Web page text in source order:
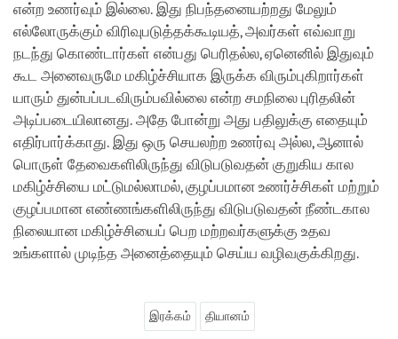
என்ற உணர்வும் இல்லை. இது நிபந்தனையற்றது மேலும்
எல்லோருக்கும் விரிவுபடுத்தக்கூடியத், அவர்கள் எவ்வாறு
நடந்து கொண்டார்கள் என்பது பெரிதல்ல, ஏனெனில் இதுவும்
கூட அனைவருமே மகிழ்ச்சியாக இருக்க விரும்புகிறார்கள்
யாரும் துன்பப்படவிரும்பவில்லை என்ற சமநிலை புரிதலின்
அடிப்படையிலானது. அதே போன்று அது பதிலுக்கு எதையும்
எதிர்பார்க்காது. இது ஒரு செயலற்ற உணர்வு அல்ல, ஆனால்
பொருள் தேவைகளிலிருந்து விடுபடுவதன் குறுகிய கால
மகிழ்ச்சியை மட்டுமல்லாமல், குழப்பமான உணர்ச்சிகள் மற்றும்
குழப்பமான எண்ணங்களிலிருந்து விடுபடுவதன் நீண்டகால
நிலையான மகிழ்ச்சியைப் பெற மற்றவர்களுக்கு உதவ
உங்களால் முடிந்த அனைத்தையும் செய்ய வழிவகுக்கிறது.
இரக்கம் தியானம்